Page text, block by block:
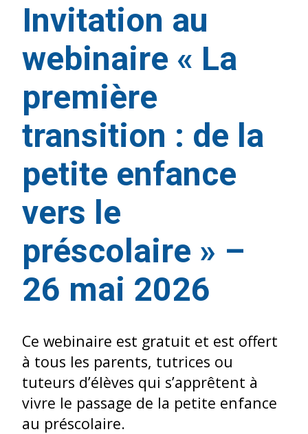
Invitation au
webinaire « La
première
transition : de la
petite enfance
vers le
préscolaire » –
26 mai 2026
Ce webinaire est gratuit et est offert
à tous les parents, tutrices ou
tuteurs d’élèves qui s’apprêtent à
vivre le passage de la petite enfance
au préscolaire.